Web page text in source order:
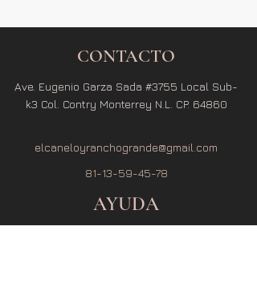
CONTACTO
Ave. Eugenio Garza Sada #3755 Local Sub-
k3 Col. Contry Monterrey N.L. CP. 64860
elcaneloyranchogrande@gmail.com
81-13-59-45-78
AYUDA